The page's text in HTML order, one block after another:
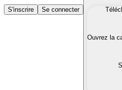
Acheter des
Achetez les
Convertissez vos
S'inscrire Se connecter
Ouvrez la